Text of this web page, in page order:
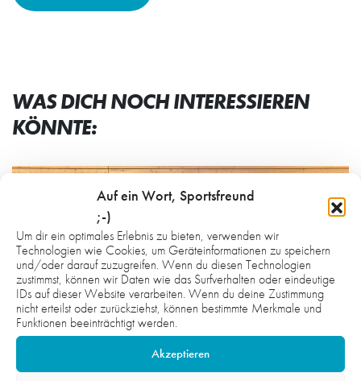
Auf ein Wort, Sportsfreund
;-)
Um dir ein optimales Erlebnis zu bieten, verwenden wir
Technologien wie Cookies, um Geräteinformationen zu speichern
und/oder darauf zuzugreifen. Wenn du diesen Technologien
zustimmst, können wir Daten wie das Surfverhalten oder eindeutige
IDs auf dieser Website verarbeiten. Wenn du deine Zustimmung
nicht erteilst oder zurückziehst, können bestimmte Merkmale und
Funktionen beeinträchtigt werden.
Akzeptieren
WAS DICH NOCH INTERESSIEREN
KÖNNTE: